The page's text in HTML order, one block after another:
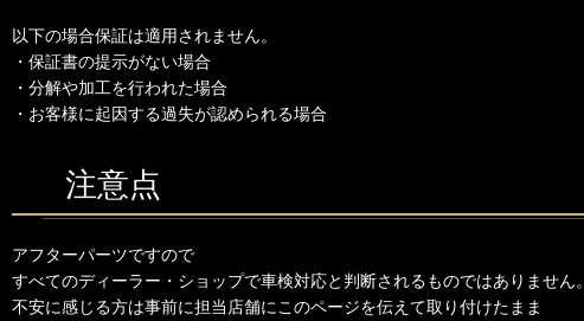
以下の場合保証は適用されません。
・保証書の提示がない場合
・分解や加工を行われた場合
・お客様に起因する過失が認められる場合
注意点
アフターパーツですので
すべてのディーラー・ショップで車検対応と判断されるものではありません。
不安に感じる方は事前に担当店舗にこのページを伝えて取り付けたまま